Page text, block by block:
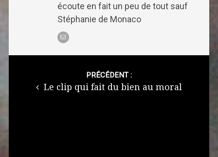
écoute en fait un peu de tout sauf
Stéphanie de Monaco
PRÉCÉDENT :
Le clip qui fait du bien au moral